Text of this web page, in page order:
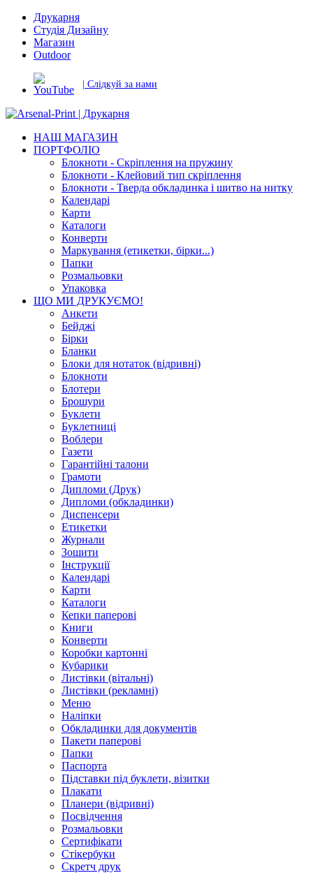
Друкарня
Студія Дизайну
Магазин
Outdoor
| Слідкуй за нами
НАШ МАГАЗИН
ПОРТФОЛІО
Блокноти - Скріплення на пружину
Блокноти - Клейовий тип скріплення
Блокноти - Тверда обкладинка і шитво на нитку
Календарі
Карти
Каталоги
Конверти
Маркування (етикетки, бірки...)
Папки
Розмальовки
Упаковка
ЩО МИ ДРУКУЄМО!
Анкети
Бейджі
Бірки
Бланки
Блоки для нотаток (відривні)
Блокноти
Блотери
Брошури
Буклети
Буклетниці
Воблери
Газети
Гарантійні талони
Грамоти
Дипломи (Друк)
Дипломи (обкладинки)
Диспенсери
Етикетки
Журнали
Зошити
Інструкції
Календарі
Карти
Каталоги
Кепки паперові
Книги
Конверти
Коробки картонні
Кубарики
Листівки (вітальні)
Листівки (рекламні)
Меню
Наліпки
Обкладинки для документів
Пакети паперові
Папки
Паспорта
Підставки під буклети, візитки
Плакати
Планери (відривні)
Посвідчення
Розмальовки
Сертифікати
Стікербуки
Скретч друк